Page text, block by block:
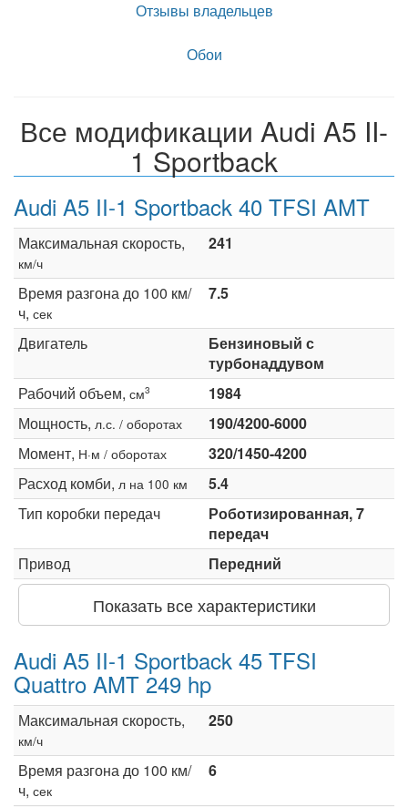
Отзывы владельцев
Обои
Все модификации Audi A5 II-
1 Sportback
Audi A5 II-1 Sportback 40 TFSI AMT
Максимальная скорость,
км/ч
241
Время разгона до 100 км/
ч, сек
7.5
Двигатель
Бензиновый с
турбонаддувом
Рабочий объем, см3
1984
Мощность, л.с. / оборотах
190/4200-6000
Момент, Н·м / оборотах
320/1450-4200
Расход комби, л на 100 км
5.4
Тип коробки передач
Роботизированная, 7
передач
Привод
Передний
Показать все характеристики
Audi A5 II-1 Sportback 45 TFSI
Quattro AMT 249 hp
Максимальная скорость,
км/ч
250
Время разгона до 100 км/
ч, сек
6